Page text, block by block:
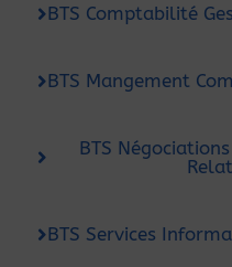
BTS Comptabilité
BTS Mangement
BTS
BTS Services